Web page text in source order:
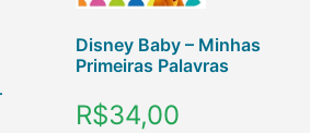
Disney Baby – Minhas
Primeiras Palavras
R$34,00